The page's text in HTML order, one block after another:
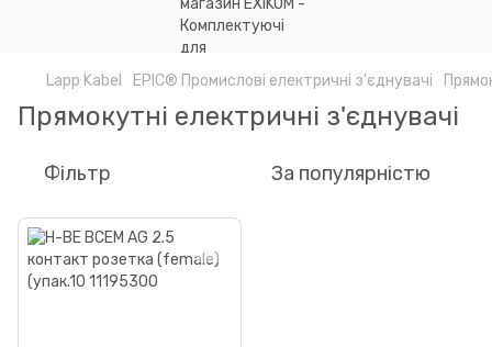
Lapp Kabel EPIC® Промислові електричні з'єднувачі
Прямокутні електричні з'єднувачі
Фільтр За популярністю